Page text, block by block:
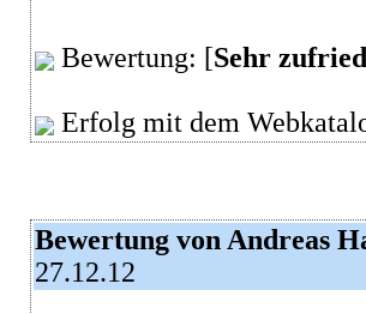
Bewertung: [Sehr
Erfolg mit dem
Bewertung von Andreas
27.12.12